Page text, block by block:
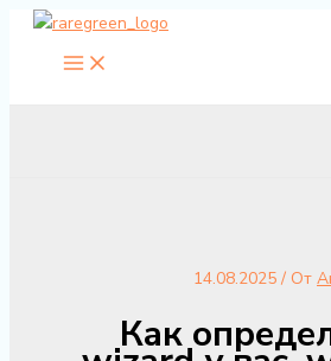
Перейти
содержимому
14.08.2025 / От
Как